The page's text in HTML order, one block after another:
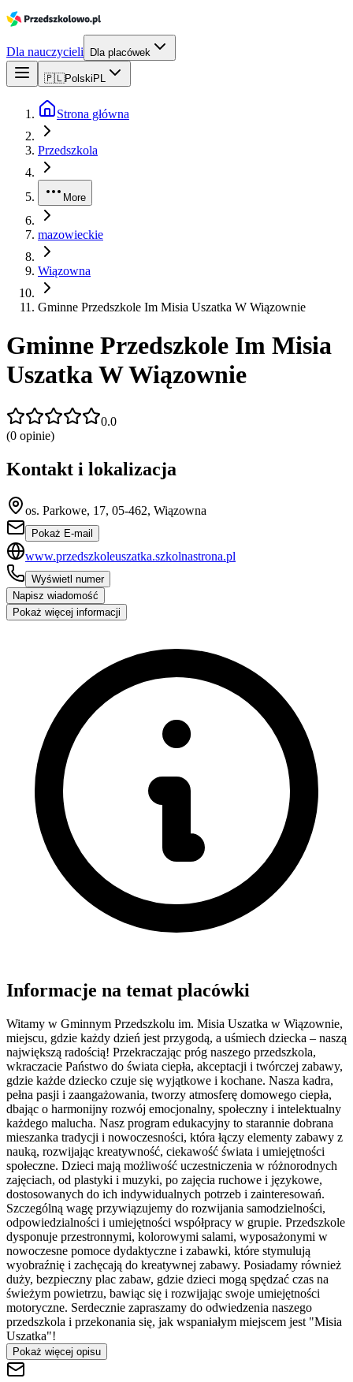
Dla nauczycieli Dla placówek
🇵🇱Polski PL
Strona główna
Przedszkola
More
mazowieckie
Wiązowna
Gminne Przedszkole Im Misia Uszatka W Wiązownie
Gminne Przedszkole Im Misia
Uszatka W Wiązownie
0.0
(0 opinie)
Kontakt i lokalizacja
os. Parkowe, 17, 05-462, Wiązowna
Pokaż E-mail
www.przedszkoleuszatka.szkolnastrona.pl
Wyświetl numer
Napisz wiadomość
Pokaż więcej informacji
Informacje na temat placówki
Witamy w Gminnym Przedszkolu im. Misia Uszatka w Wiązownie,
miejscu, gdzie każdy dzień jest przygodą, a uśmiech dziecka – naszą
największą radością! Przekraczając próg naszego przedszkola,
wkraczacie Państwo do świata ciepła, akceptacji i twórczej zabawy,
gdzie każde dziecko czuje się wyjątkowe i kochane. Nasza kadra,
pełna pasji i zaangażowania, tworzy atmosferę domowego ciepła,
dbając o harmonijny rozwój emocjonalny, społeczny i intelektualny
każdego malucha. Nasz program edukacyjny to starannie dobrana
mieszanka tradycji i nowoczesności, która łączy elementy zabawy z
nauką, rozwijając kreatywność, ciekawość świata i umiejętności
społeczne. Dzieci mają możliwość uczestniczenia w różnorodnych
zajęciach, od plastyki i muzyki, po zajęcia ruchowe i językowe,
dostosowanych do ich indywidualnych potrzeb i zainteresowań.
Szczególną wagę przywiązujemy do rozwijania samodzielności,
odpowiedzialności i umiejętności współpracy w grupie. Przedszkole
dysponuje przestronnymi, kolorowymi salami, wyposażonymi w
nowoczesne pomoce dydaktyczne i zabawki, które stymulują
wyobraźnię i zachęcają do kreatywnej zabawy. Posiadamy również
duży, bezpieczny plac zabaw, gdzie dzieci mogą spędzać czas na
świeżym powietrzu, bawiąc się i rozwijając swoje umiejętności
motoryczne. Serdecznie zapraszamy do odwiedzenia naszego
przedszkola i przekonania się, jak wspaniałym miejscem jest "Misia
Uszatka"!
Pokaż więcej opisu